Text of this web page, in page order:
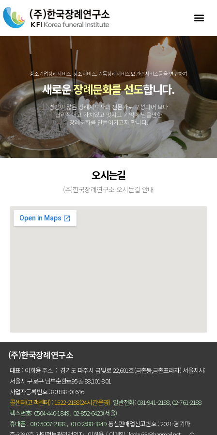
중소기업장례서비스, 상조서비스, 기독장례서비스,묘관련서비스등을 연구하여
새로운장례문화를 선도합니다.
경험이 많은 장례지도사의 전문가로 구성되어 보다
합리적이고 가치있고 멋지고 기억에 남을만한
장례문화를 만들어가고자 합니다.
오시는길
(주)한국장례연구소 오시는길 안내
(주)한국장례연구소
대표 : 이희용 주소 : 경기도 파주시 금빛로 22,601호(금촌동,금촌프라자) 서울지사:
서울시 구로구 남부순환로95길 88,101-801
사업자등록번호 : 809-88-01646
콜센터(고객센터) : 1522-2188(24시간운영) 일반전화: 031-941-2188, 02-761-2188
팩스번호: 0504-440-1849,02-852-6423(서울)
휴대폰 : 010-3007-2188,010-2588-1849통신판매업신고번호 : 2021-경기파